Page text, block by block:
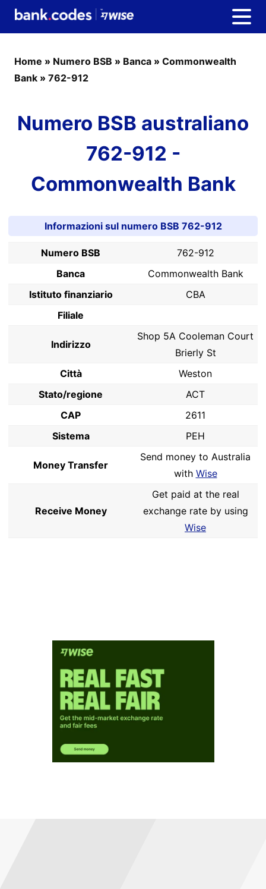
Home » Numero BSB » Banca » Commonwealth
Bank » 762-912
Numero BSB australiano
762-912 -
Commonwealth Bank
Informazioni sul numero BSB 762-912
Numero BSB
762-912
Banca
Commonwealth Bank
Istituto finanziario
CBA
Filiale
Indirizzo
Shop 5A Cooleman Court
Brierly St
Città
Weston
Stato/regione
ACT
CAP
2611
Sistema
PEH
Money Transfer
Send money to Australia
with Wise
Receive Money
Get paid at the real
exchange rate by using
Wise